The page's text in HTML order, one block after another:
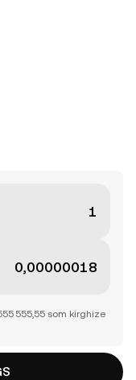
555,55 som kirghize